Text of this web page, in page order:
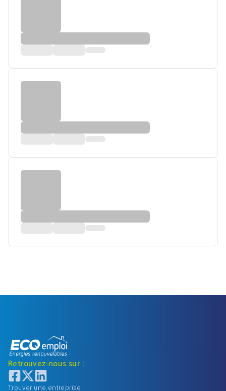
Retrouvez-nous sur :
Trouver une entreprise